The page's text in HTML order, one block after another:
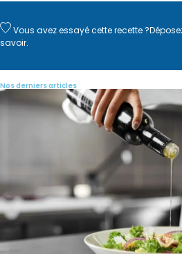
Vous avez essayé cette recette ?
savoir.
Nos derniers articles